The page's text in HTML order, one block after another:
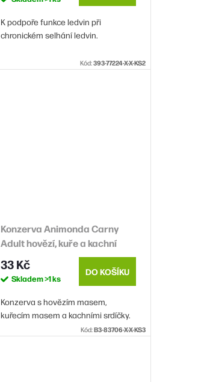
K podpoře funkce ledvin při
chronickém selhání ledvin.
Kód:393-77224-X-X-KS2
Konzerva Animonda Carny
Adult hovězí, kuře a kachní
srdce 200g
33 Kč
Skladem>1 ks
DO KOŠÍKU
Konzerva s hovězím masem,
kuřecím masem a kachními srdíčky.
Kód:B3-83706-X-X-KS3